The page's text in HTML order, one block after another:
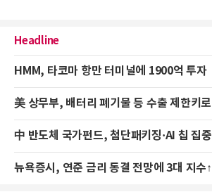
Headline
HMM, 타코마 항만 터미널에 1900억 투자
美 상무부, 배터리 폐기물 등 수출 제한키로
中 반도체 국가펀드, 첨단패키징·AI 칩 집중
뉴욕증시, 연준 금리 동결 전망에 3대 지수↑